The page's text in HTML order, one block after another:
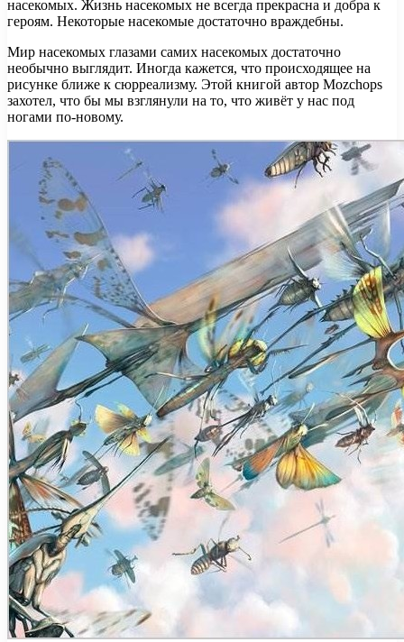
насекомых. Жизнь насекомых не всегда прекрасна и добра к
героям. Некоторые насекомые достаточно враждебны.
Мир насекомых глазами самих насекомых достаточно
необычно выглядит. Иногда кажется, что происходящее на
рисунке ближе к сюрреализму. Этой книгой автор Mozchops
захотел, что бы мы взглянули на то, что живёт у нас под
ногами по-новому.